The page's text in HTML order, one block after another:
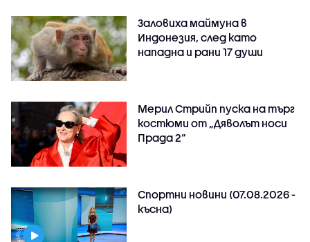
Заловиха маймуна в
Индонезия, след като
нападна и рани 17 души
Мерил Стрийп пуска на търг
костюми от „Дяволът носи
Прада 2“
Спортни новини (07.08.2026 -
късна)